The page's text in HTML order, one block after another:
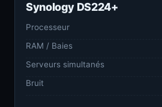
Synology DS224+
Processeur
RAM / Baies
Serveurs simultanés
Bruit